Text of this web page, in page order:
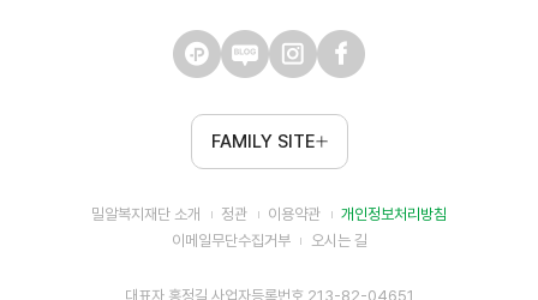
FAMILY SITE
밀알복지재단 소개 정관 이용약관
개인정보처리방침
이메일무단수집거부
오시는 길
대표자 홍정길 사업자등록번호 213-82-04651